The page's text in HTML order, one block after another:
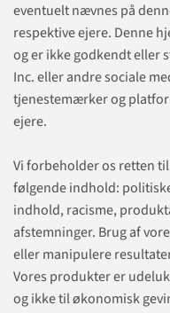
eventuelt nævnes på
respektive ejere. Denne
og er ikke godkendt eller
Inc. eller andre sociale
tjenestemærker og
ejere.
Vi forbeholder os retten
følgende indhold:
indhold, racisme,
afstemninger. Brug af
eller manipulere
Vores produkter er
og ikke til økonomisk